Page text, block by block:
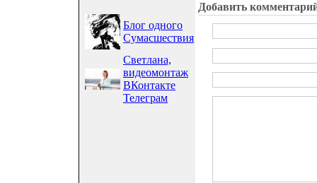
Блог одного
Сумасшествия
Светлана,
видеомонтаж
ВКонтакте
Телеграм
Добавить